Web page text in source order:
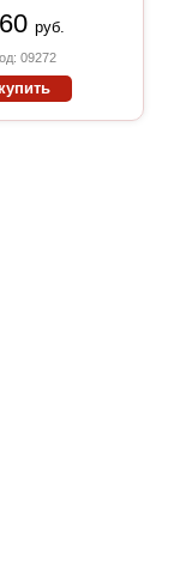
руб.
09272
купить